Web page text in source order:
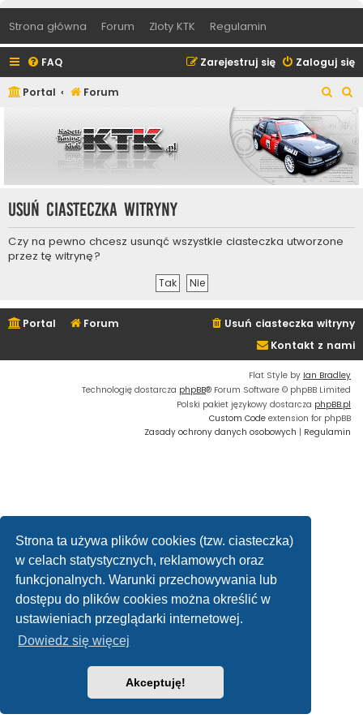
Strona ta używa plików cookies (tzw. ciasteczka)
w celach statystycznych, reklamowych oraz
funkcjonalnych. Warunki przechowywania lub
dostępu do plików cookies można określić w
ustawieniach przeglądarki internetowej.
Dowiedz się więcej
Akceptuję!
Strona główna Forum Zloty KTK Regulamin
FAQ Zaloguj się
Zarejestruj się
Portal Forum
z
u
k
z
u
k
a
Usuń ciasteczka witryny
Czy na pewno chcesz usunąć wszystkie ciasteczka utworzone
przez tę witrynę?
Portal Forum
Usuń ciasteczka witryny
Kontakt z nami
Flat Style by Ian Bradley
Technologię dostarcza phpBB® Forum Software © phpBB Limited
Polski pakiet językowy dostarcza phpBB.pl
Custom Code extension for phpBB
Zasady ochrony danych osobowych | Regulamin